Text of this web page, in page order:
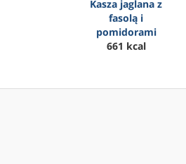
Kasza jaglana z
fasolą i
pomidorami
661 kcal